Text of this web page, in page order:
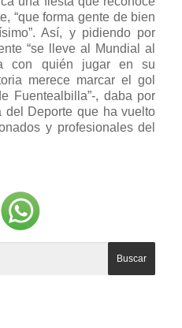
“que forma gente de bien
Así, y pidiendo por
“se lleve al Mundial al
con quién jugar en su
merece marcar el gol
Fuentealbilla”-, daba por
del Deporte que ha vuelto
y profesionales del